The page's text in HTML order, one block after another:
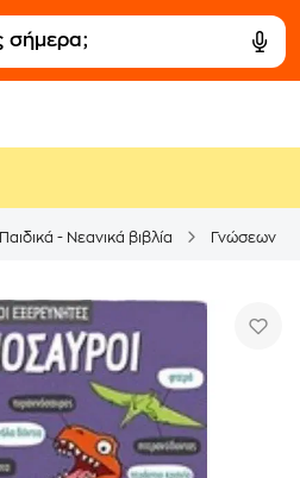
Παιδικά - Νεανικά βιβλία Γνώσεων